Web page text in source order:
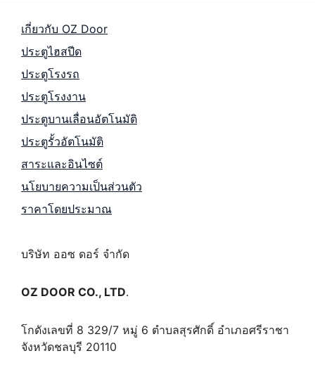
เกี่ยวกับ OZ Door
ประตูไฮสปีด
ประตูโรงรถ
ประตูโรงงาน
ประตูบานเลื่อนอัตโนมัติ
ประตูรั้วอัตโนมัติ
สาระและอินไซต์
นโยบายความเป็นส่วนตัว
ราคาโดยประมาณ
บริษัท ออซ ดอร์ จำกัด
OZ DOOR CO., LTD.
โกดังเลขที่ 8 329/7 หมู่ 6 ตำบลสุรศักดิ์ อำเภอศรีราชา
จังหวัดชลบุรี 20110